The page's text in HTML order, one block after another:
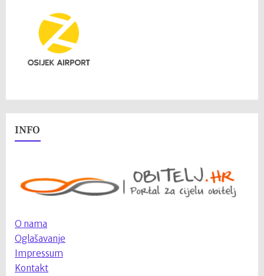
INFO
O nama
Oglašavanje
Impressum
Kontakt